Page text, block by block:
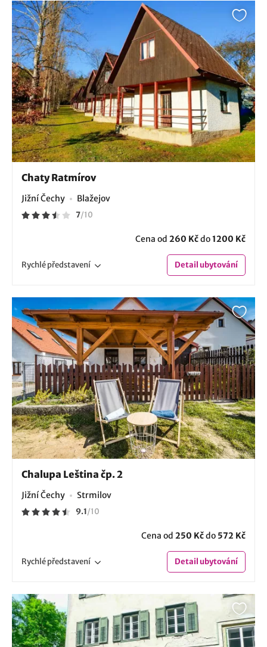
Chaty Ratmírov
Jižní Čechy Blažejov
7/10
Cena od 260 Kčdo1200 Kč
Rychlépředstavení Detailubytování
Chalupa Leština čp. 2
Jižní Čechy Strmilov
9.1/10
Cena od 250 Kčdo 572 Kč
Rychlépředstavení Detailubytování